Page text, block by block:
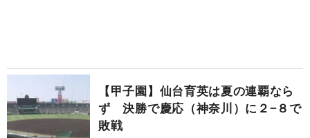
【甲子園】仙台育英は夏の連覇なら
ず 決勝で慶応（神奈川）に２−８で
敗戦